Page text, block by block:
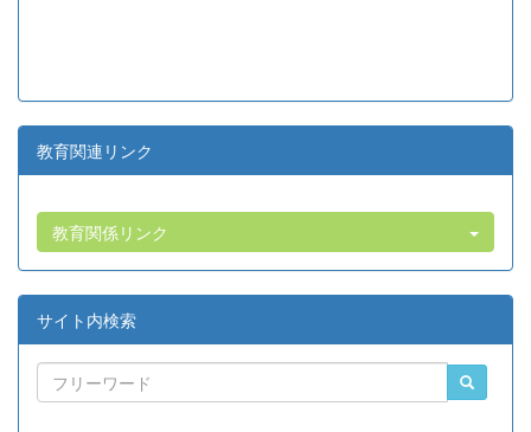
教育関連リンク
教育関係リンク
サイト内検索